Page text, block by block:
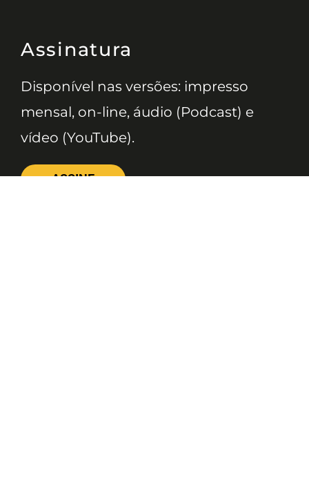
Assinatura
Disponível nas versões: impresso
mensal, on-line, áudio (Podcast) e
vídeo (YouTube).
ASSINE